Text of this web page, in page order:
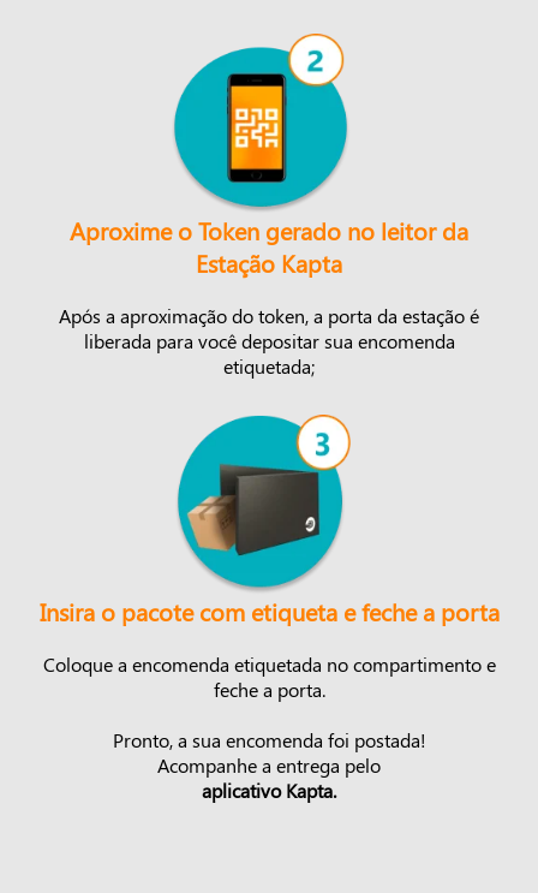
Aproxime o Token gerado no leitor da
Estação Kapta
Após a aproximação do token, a porta da estação é
liberada para você depositar sua encomenda
etiquetada;
Insira o pacote com etiqueta e feche a porta
Coloque a encomenda etiquetada no compartimento e
feche a porta.
Pronto, a sua encomenda foi postada!
Acompanhe a entrega pelo
aplicativo Kapta.